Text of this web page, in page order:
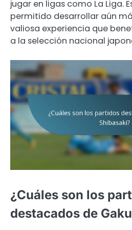
jugar en ligas como La Liga.
permitido desarrollar aún
valiosa experiencia que
a la selección nacional
¿Cuáles son los
destacados de